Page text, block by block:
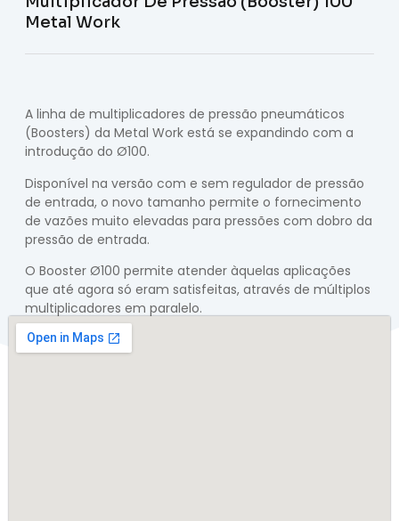
Metal Work
A linha de multiplicadores de pressão pneumáticos
(Boosters) da Metal Work está se expandindo com a
introdução do Ø100.
Disponível na versão com e sem regulador de pressão
de entrada, o novo tamanho permite o fornecimento
de vazões muito elevadas para pressões com dobro da
pressão de entrada.
O Booster Ø100 permite atender àquelas aplicações
que até agora só eram satisfeitas, através de múltiplos
multiplicadores em paralelo.